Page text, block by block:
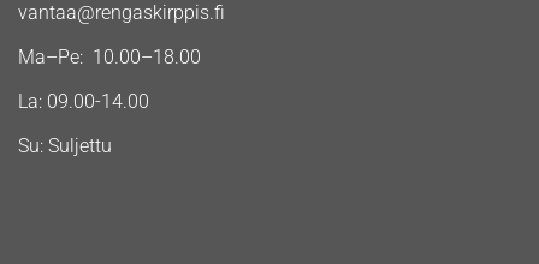
vantaa@rengaskirppis.fi
Ma–Pe: 10.00–18.00
La: 09.00-14.00
Su: Suljettu